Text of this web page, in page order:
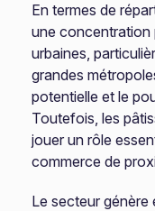
En termes de
une concentration
urbaines,
grandes
potentielle et le
Toutefois, les
jouer un rôle
commerce de
Le secteur